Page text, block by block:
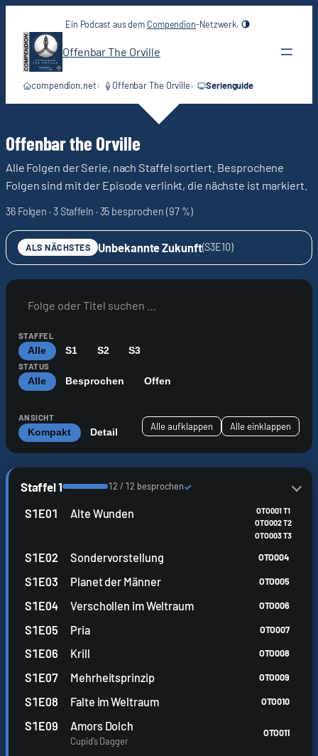
Inhalt
springen
Ein Podcast aus dem Compendion-Netzwerk.
Offenbar The Orville
compendion.net Offenbar The Orville Serienguide
S
e
r
i
e
n
e
Offenbar the Orville
Alle Folgen der Serie, nach Staffel sortiert. Besprochene
Folgen sind mit der Episode verlinkt, die nächste ist markiert.
36 Folgen · 3 Staffeln · 35 besprochen (97 %)
ALS NÄCHSTES Unbekannte Zukunft(S3E10)
STAFFEL
Alle S1 S2 S3
STATUS
Alle Besprochen Offen
ANSICHT
Kompakt Detail
Alle aufklappen Alle einklappen
Staffel 1 12 / 12 besprochen✓
S1E01 Alte Wunden
OTO001 T1
OTO002 T2
OTO003 T3
S1E02 Sondervorstellung OTO004
S1E03 Planet der Männer OTO005
S1E04 Verschollen im Weltraum OTO006
S1E05 Pria OTO007
S1E06 Krill OTO008
S1E07 Mehrheitsprinzip OTO009
S1E08 Falte im Weltraum OTO010
S1E09 Amors Dolch
Cupid’s Dagger
OTO011